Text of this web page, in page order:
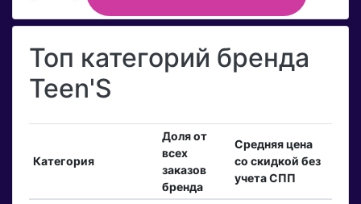
Топ категорий бренда
Teen'S
Категория
Доля от
всех
заказов
бренда
Средняя цена
со скидкой без
учета СПП